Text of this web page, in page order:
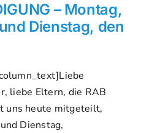
– Montag,
Dienstag, den
liebe Eltern, die RAB
uns heute mitgeteilt,
Dienstag,